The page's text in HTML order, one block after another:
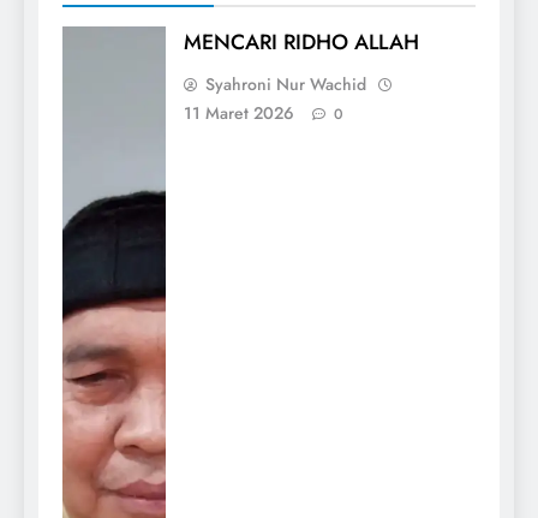
MENCARI RIDHO ALLAH
Syahroni Nur Wachid
11 Maret 2026
0